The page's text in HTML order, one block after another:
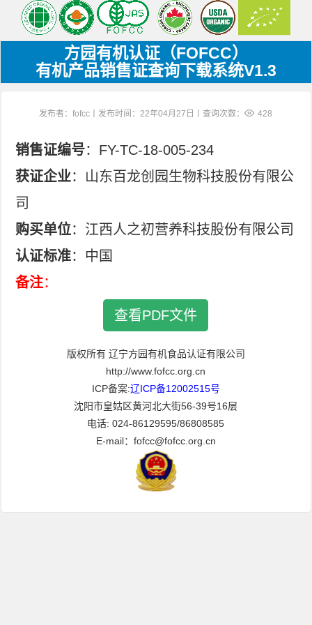
方园有机认证（FOFCC）
有机产品销售证查询下载系统V1.3
发布者：fofcc丨发布时间：22年04月27日丨查询次数： 428
销售证编号：FY-TC-18-005-234
获证企业：山东百龙创园生物科技股份有限公
司
购买单位：江西人之初营养科技股份有限公司
认证标准：中国
备注：
查看PDF文件
版权所有 辽宁方园有机食品认证有限公司
http://www.fofcc.org.cn
ICP备案:辽ICP备12002515号
沈阳市皇姑区黄河北大街56-39号16层
电话: 024-86129595/86808585
E-mail：fofcc@fofcc.org.cn